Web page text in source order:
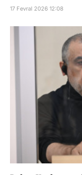
17 Fevral 2026 12:08